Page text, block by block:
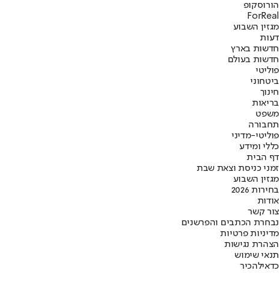
הורוסקופ
ForReal
מגזין השבוע
דעות
חדשות בארץ
חדשות בעולם
פוליטי
ביטחוני
חינוך
בריאות
משפט
תחבורה
פוליטי-מדיני
כללי ומידע
דף הבית
זמני כניסת וצאת שבת
מגזין השבוע
בחירות 2026
אודות
צור קשר
נבחרת הכתבים והפרשנים
מדיניות פרטיות
הצהרת נגישות
תנאי שימוש
כדאילהכיר